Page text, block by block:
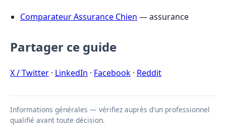
Comparateur Assurance Chien — assurance
Partager ce guide
X / Twitter · LinkedIn · Facebook · Reddit
Informations générales — vérifiez auprès d'un professionnel
qualifié avant toute décision.